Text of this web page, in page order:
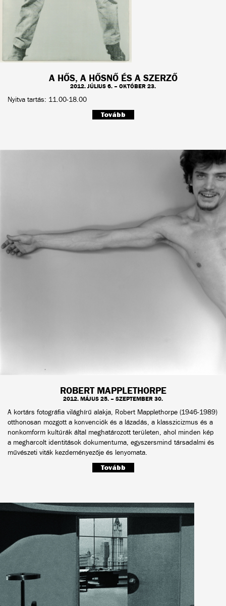
A HŐS, A HŐSNŐ ÉS A SZERZŐ
2012. JÚLIUS 6. – OKTÓBER 23.
Nyitva tartás: 11.00-18.00
Tovább
ROBERT MAPPLETHORPE
2012. MÁJUS 25. – SZEPTEMBER 30.
A kortárs fotográfia világhírű alakja, Robert Mapplethorpe (1946-1989)
otthonosan mozgott a konvenciók és a lázadás, a klasszicizmus és a
nonkomform kultúrák által meghatározott területen, ahol minden kép
a megharcolt identitások dokumentuma, egyszersmind társadalmi és
művészeti viták kezdeményezője és lenyomata.
Tovább